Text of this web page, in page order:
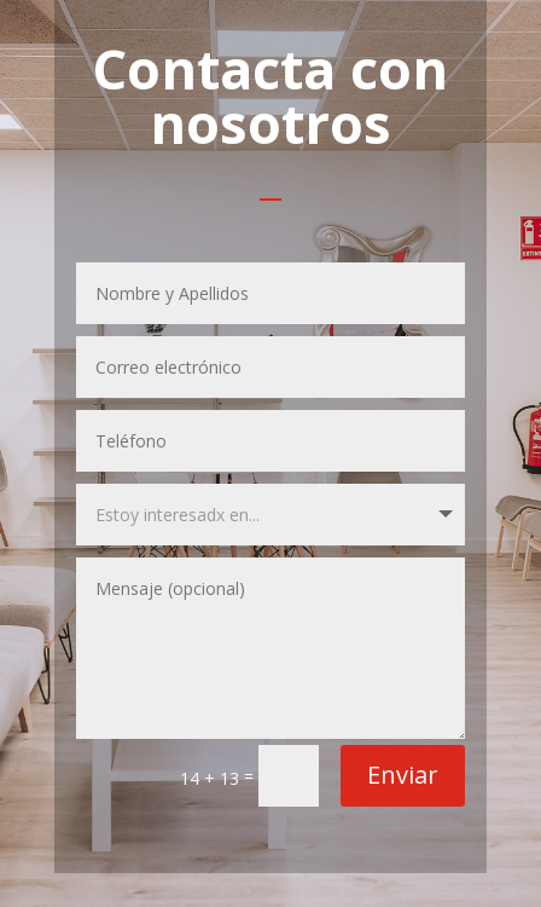
Contacta con
nosotros
14 + 13= Enviar